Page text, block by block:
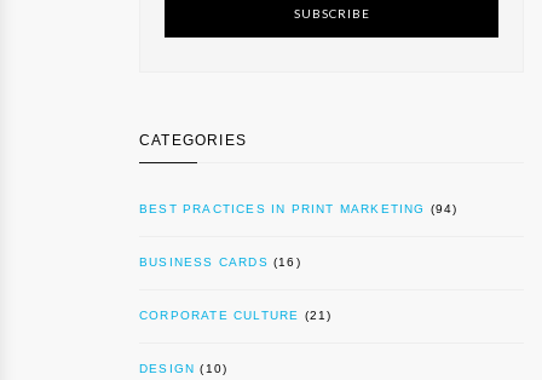
SUBSCRIBE
CATEGORIES
BEST PRACTICES IN PRINT MARKETING (94)
BUSINESS CARDS (16)
CORPORATE CULTURE (21)
DESIGN (10)